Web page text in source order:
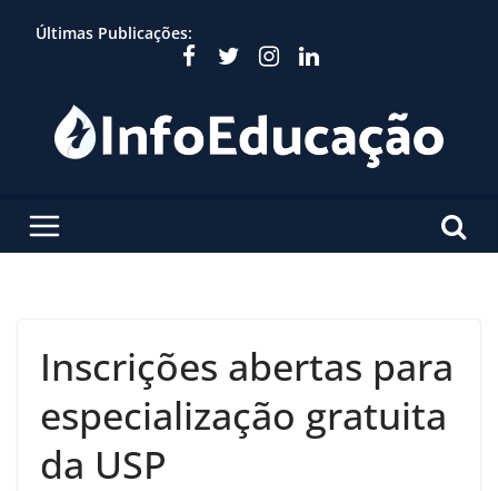
Últimas Publicações:
Inscrições abertas para
especialização gratuita
da USP